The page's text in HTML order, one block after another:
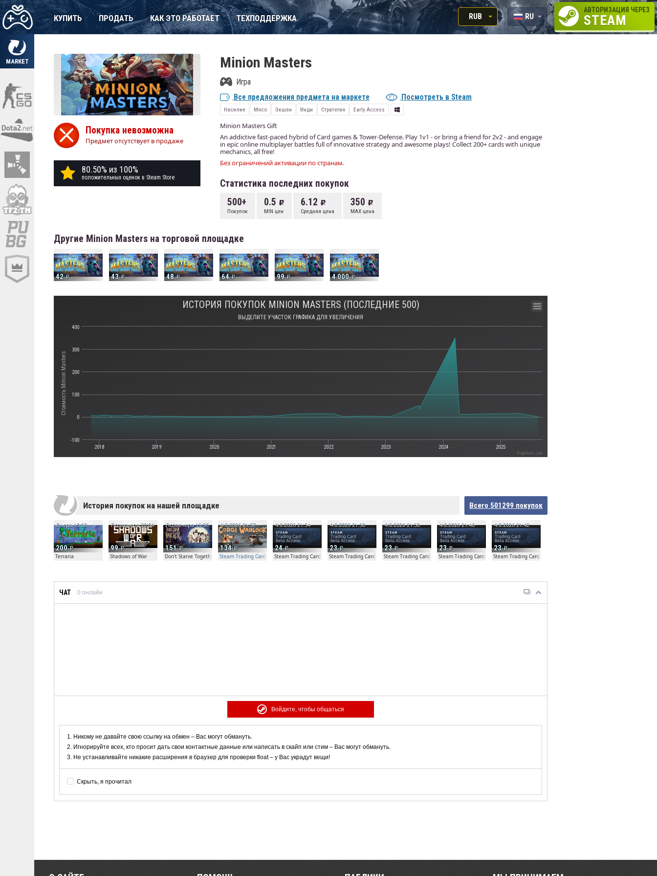
MARKET
КУПИТЬ ПРОДАТЬ КАК ЭТО РАБОТАЕТ ТЕХПОДДЕРЖКА
RUB
RUB
RU
EN
АВТОРИЗАЦИЯ ЧЕРЕЗ
STEAM
Покупка невозможна
Предмет отсутствует в продаже
80.50% из 100%
положительных оценок в Steam Store
Minion Masters
Игра
Все предложения предмета на маркете
Посмотреть в Steam
Насилие Мясо Экшен Инди Стратегия Early Access
Minion Masters Gift
An addictive fast-paced hybrid of Card games & Tower-Defense. Play 1v1 - or bring a friend for 2v2 - and engage
in epic online multiplayer battles full of innovative strategy and awesome plays! Collect 200+ cards with unique
mechanics, all free!
Без ограничений активации по странам.
Статистика последних покупок
500+
Покупок
0.5
MIN цен
6.12
Средняя цена
350
MAX цена
Другие Minion Masters на торговой площадке
42 43 48 64 99 4 000
Стоимость Minion Masters
ИСТОРИЯ ПОКУПОК MINION MASTERS (ПОСЛЕДНИЕ 500)
ВЫДЕЛИТЕ УЧАСТОК ГРАФИКА ДЛЯ УВЕЛИЧЕНИЯ
2018 2019 2020 2021 2022 2023 2024 2025
-100
0
100
200
300
400
Highcharts.com
История покупок на нашей площадке Всего 501299 покупок
200
Вчера 13:50
Terraria
99
Позавчера 20:04
Shadows of War
151
Позавчера 19:30
Don't Starve Together
134
4.8.2026 21:57
Steam Trading Card Beta Access - Extra Copy
24
4.8.2026 21:54
Steam Trading Card Beta
23
4.8.2026 21:50
Steam Trading Card Beta
23
4.8.2026 21:50
Steam Trading Card Beta
23
4.8.2026 21:46
Steam Trading Card Beta
23
4.8.2026 21:42
Steam Trading Card Beta
ЧАТ 0 онлайн
Войдите, чтобы общаться
Никому не давайте свою ссылку на обмен – Вас могут обмануть.
Игнорируйте всех, кто просит дать свои контактные данные или написать в скайп или стим – Вас могут обмануть.
Не устанавливайте никакие расширения в браузер для проверки float – у Вас украдут вещи!
Скрыть, я прочитал